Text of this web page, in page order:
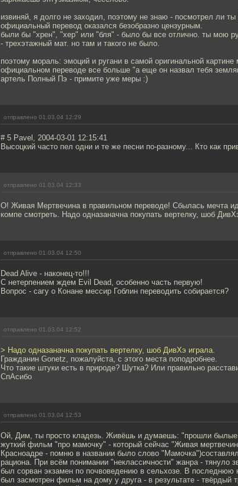
извиняй, я долго не заходил, поэтому не знаю - посмотрел ли
официальный перевод оказался безобразно цензурным.
были бы "хрен", "хер" или "бля" - было бы все отлично. ты мою
- трехэтажный мат. но там и такого не было.
поэтому мораль: эмоций и ругани в самой оригинальной
официальном переводе все больше "а еще он назвал тебя
артель Полный Пэ - примите уже меры :)
отправлено 01.03.04 12:29
# 5 Pavel, 2004-03-01 12:15:41
Высоцкий часто пел одни и те же песни по-разному... Кто как
отправлено 01.03.04 12:33
О! Живая Мертвечина в правильном переводе! Сбылась мечта
компе смотреть. Надо одназаначна покупать вертелку, шоб
отправлено 01.03.04 12:50
Dead Alive - наконец-то!!!
С нетерпением ждем Evil Dead, особенно часть первую!
Вопрос - сагу о Конане мессир Гоблин переводить собирается?
отправлено 01.03.04 12:52
> Надо одназаначна покупать вертелку, шоб ДивХэ играла.
Гражданин Gonetz, пожалуйста, с этого места поподробнее.
Что такие штуки есть в природе? Шутка? Или правильно
СпАсибо
отправлено 01.03.04 12:53
Ой, Дим, ты просто кладезь. Живёшь и думаешь: "прошли былые
жуткий фильм "про мамочку" - который сейчас "Живая
Красноадре - помню в названии было слово
рациона. При всём понимании "неклассичности" жанра - тянуло
был сорван экзамен по почвоведению в сельхозе. В последнюю
был засмотрен фильм на дому у друга - в результате - твёрдый